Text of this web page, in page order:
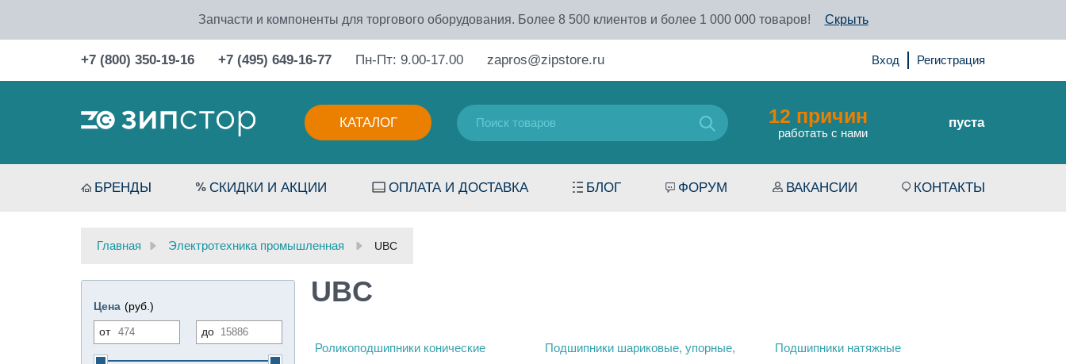
Запчасти и компоненты для торгового оборудования. Более 8 500 клиентов и более 1 000 000 товаров! Скрыть
+7 (800) 350-19-16 +7 (495) 649-16-77 Пн-Пт: 9.00-17.00 zapros@zipstore.ru Вход Регистрация
КАТАЛОГ 12 причин
работать с нами
пуста
БРЕНДЫ СКИДКИ И АКЦИИ ОПЛАТА И ДОСТАВКА БЛОГ ФОРУМ ВАКАНСИИ КОНТАКТЫ
Главная Электротехника промышленная UBC
Цена (руб.)
от
до
UBC
Роликоподшипники конические
Подшипники шариковые, упорные,
Подшипники натяжные